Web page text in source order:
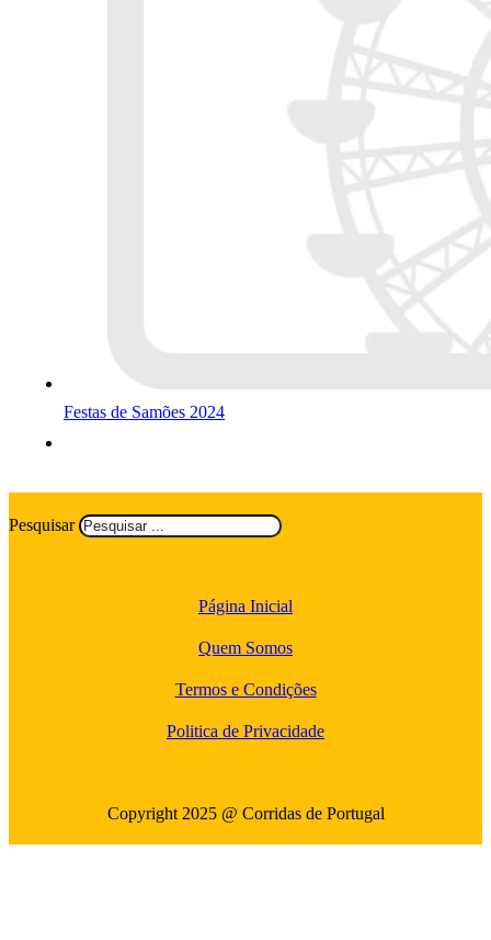
Festas de Samões 2024
Pesquisar
Página Inicial
Quem Somos
Termos e Condições
Politica de Privacidade
Copyright 2025 @ Corridas de Portugal